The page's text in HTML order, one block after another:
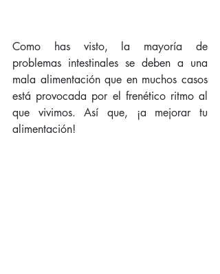
Como has visto, la mayoría de
problemas intestinales se deben a una
mala alimentación que en muchos casos
está provocada por el frenético ritmo al
que vivimos. Así que, ¡a mejorar tu
alimentación!